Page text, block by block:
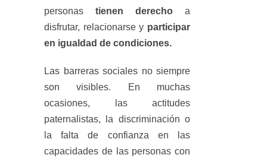
personas tienen derecho a
disfrutar, relacionarse y participar
en igualdad de condiciones.
Las barreras sociales no siempre
son visibles. En muchas
ocasiones, las actitudes
paternalistas, la discriminación o
la falta de confianza en las
capacidades de las personas con